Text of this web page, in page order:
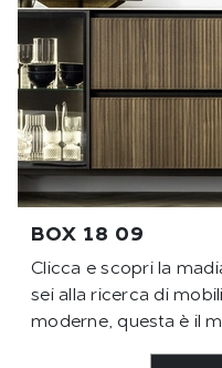
BOX 18 09
Clicca e scopri la
sei alla ricerca di
moderne, questa è il